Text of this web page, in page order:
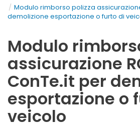
Modulo rimborso polizza
demolizione esportazione o furto di
Modulo
assicurazione
ConTe.it per
esportazione o
veicolo